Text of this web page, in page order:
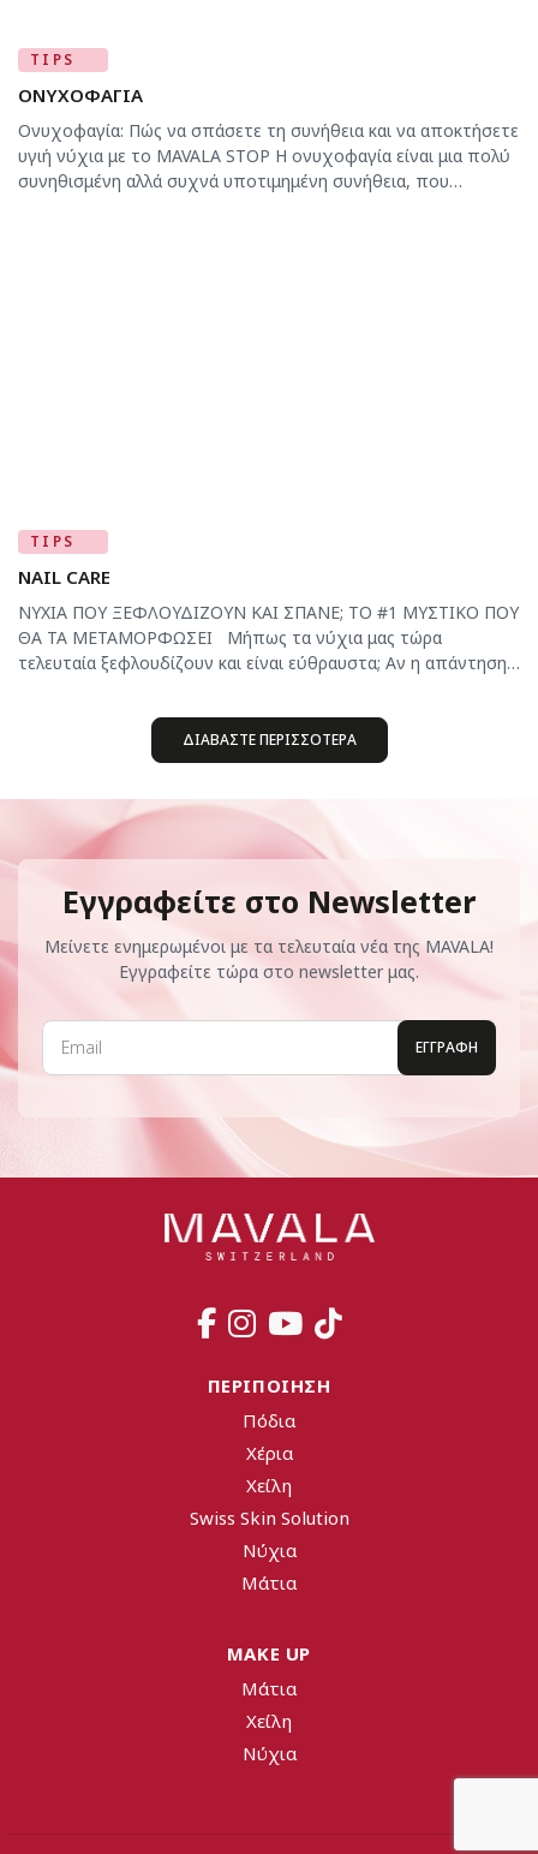
TIPS
ΟΝΥΧΟΦΑΓΙΑ
Ονυχοφαγία: Πώς να σπάσετε τη συνήθεια και να αποκτήσετε
υγιή νύχια με το MAVALA STOP Η ονυχοφαγία είναι μια πολύ
συνηθισμένη αλλά συχνά υποτιμημένη συνήθεια, που
TIPS
NAIL CARE
ΝΥΧΙΑ ΠΟΥ ΞΕΦΛΟΥΔΙΖΟΥΝ ΚΑΙ ΣΠΑΝΕ; ΤΟ #1 ΜΥΣΤΙΚΟ ΠΟΥ
ΘΑ ΤΑ ΜΕΤΑΜΟΡΦΩΣΕΙ Μήπως τα νύχια μας τώρα
τελευταία ξεφλουδίζουν και είναι εύθραυστα; Αν η απάντηση
για να τα επαναφέρουμε στην υγιή, δυνατή τους κατάσταση.
Δεν χρειάζεται χρόνος αλλά τρόπος, λένε. Πράγματι, ακόμα
και στην περίπτωση των ταλαιπωρημένων […]
ΔΙΑΒΑΣΤΕ ΠΕΡΙΣΣΟΤΕΡΑ
Εγγραφείτε στο Newsletter
Μείνετε ενημερωμένοι με τα τελευταία νέα της MAVALA!
Εγγραφείτε τώρα στο newsletter μας.
ΠΕΡΙΠΟΙΗΣΗ
Πόδια
Χέρια
Χείλη
Swiss Skin Solution
Νύχια
Mάτια
MAKE UP
Mάτια
Χείλη
Νύχια